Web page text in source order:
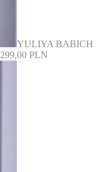
YULIYA BABICH
299,00 PLN